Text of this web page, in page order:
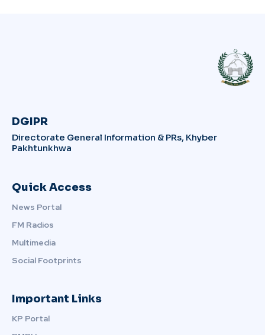
DGIPR
Directorate General Information & PRs, Khyber
Pakhtunkhwa
Quick Access
News Portal
FM Radios
Multimedia
Social Footprints
Important Links
KP Portal